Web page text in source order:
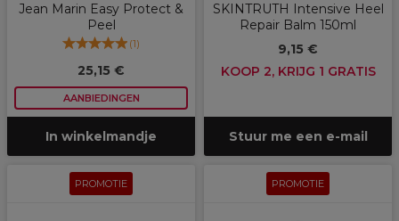
Jean Marin Easy Protect &
Peel
(1)
25,15 €
AANBIEDINGEN
In winkelmandje
SKINTRUTH Intensive Heel
Repair Balm 150ml
9,15 €
KOOP 2, KRIJG 1 GRATIS
Stuur me een e-mail
PROMOTIE PROMOTIE